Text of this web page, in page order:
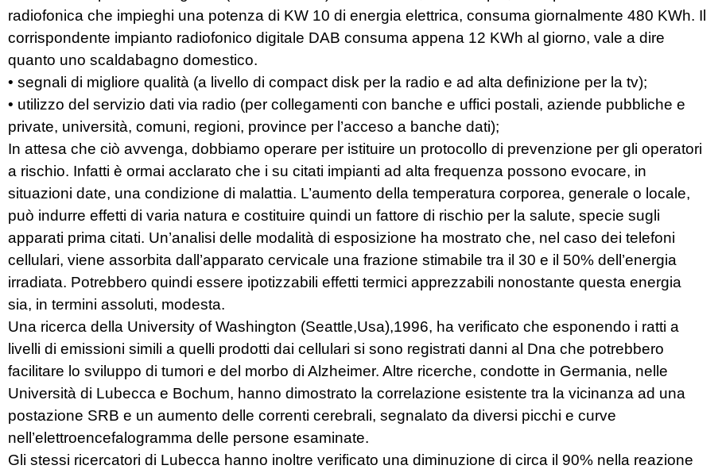
radiofonica che impieghi una potenza di KW 10 di energia elettrica, consuma giornalmente 480 KWh. Il
corrispondente impianto radiofonico digitale DAB consuma appena 12 KWh al giorno, vale a dire
quanto uno scaldabagno domestico.
• segnali di migliore qualità (a livello di compact disk per la radio e ad alta definizione per la tv);
• utilizzo del servizio dati via radio (per collegamenti con banche e uffici postali, aziende pubbliche e
private, università, comuni, regioni, province per l’acceso a banche dati);
In attesa che ciò avvenga, dobbiamo operare per istituire un protocollo di prevenzione per gli operatori
a rischio. Infatti è ormai acclarato che i su citati impianti ad alta frequenza possono evocare, in
situazioni date, una condizione di malattia. L’aumento della temperatura corporea, generale o locale,
può indurre effetti di varia natura e costituire quindi un fattore di rischio per la salute, specie sugli
apparati prima citati. Un’analisi delle modalità di esposizione ha mostrato che, nel caso dei telefoni
cellulari, viene assorbita dall’apparato cervicale una frazione stimabile tra il 30 e il 50% dell’energia
irradiata. Potrebbero quindi essere ipotizzabili effetti termici apprezzabili nonostante questa energia
sia, in termini assoluti, modesta.
Una ricerca della University of Washington (Seattle,Usa),1996, ha verificato che esponendo i ratti a
livelli di emissioni simili a quelli prodotti dai cellulari si sono registrati danni al Dna che potrebbero
facilitare lo sviluppo di tumori e del morbo di Alzheimer. Altre ricerche, condotte in Germania, nelle
Università di Lubecca e Bochum, hanno dimostrato la correlazione esistente tra la vicinanza ad una
postazione SRB e un aumento delle correnti cerebrali, segnalato da diversi picchi e curve
nell’elettroencefalogramma delle persone esaminate.
Gli stessi ricercatori di Lubecca hanno inoltre verificato una diminuzione di circa il 90% nella reazione